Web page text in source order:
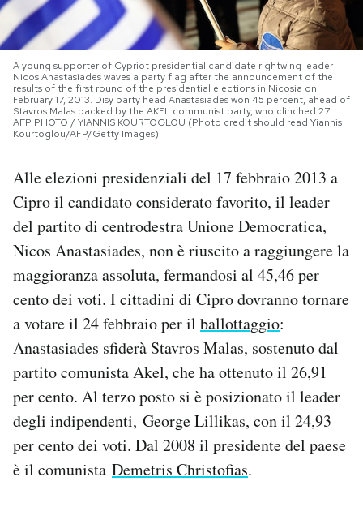
NEWSLETTER
I MIEI PREFERITI
CALENDARIO
AREA PERSONALE
Area Personale
Newsletter
Regala il Post
Hai bisogno di aiuto?
Esci
A young supporter of Cypriot presidential candidate rightwing leader
Nicos Anastasiades waves a party flag after the announcement of the
results of the first round of the presidential elections in Nicosia on
February 17, 2013. Disy party head Anastasiades won 45 percent, ahead of
Stavros Malas backed by the AKEL communist party, who clinched 27.
AFP PHOTO / YIANNIS KOURTOGLOU (Photo credit should read Yiannis
Kourtoglou/AFP/Getty Images)
Alle elezioni presidenziali del 17 febbraio 2013 a
Cipro il candidato considerato favorito, il leader
del partito di centrodestra Unione Democratica,
Nicos Anastasiades, non è riuscito a raggiungere la
maggioranza assoluta, fermandosi al 45,46 per
cento dei voti. I cittadini di Cipro dovranno tornare
a votare il 24 febbraio per il ballottaggio:
Anastasiades sfiderà Stavros Malas, sostenuto dal
partito comunista Akel, che ha ottenuto il 26,91
per cento. Al terzo posto si è posizionato il leader
degli indipendenti, George Lillikas, con il 24,93
per cento dei voti. Dal 2008 il presidente del paese
è il comunista Demetris Christofias.